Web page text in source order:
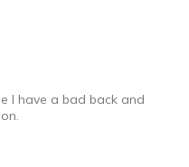
I have a bad back and